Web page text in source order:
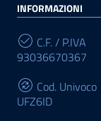
INFORMAZIONI
C.F. / P.IVA
93036670367
Cod. Univoco
UFZ6ID